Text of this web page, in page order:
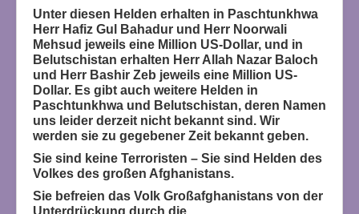
Unter diesen Helden erhalten in Paschtunkhwa
Herr Hafiz Gul Bahadur und Herr Noorwali
Mehsud jeweils eine Million US-Dollar, und in
Belutschistan erhalten Herr Allah Nazar Baloch
und Herr Bashir Zeb jeweils eine Million US-
Dollar. Es gibt auch weitere Helden in
Paschtunkhwa und Belutschistan, deren Namen
uns leider derzeit nicht bekannt sind. Wir
werden sie zu gegebener Zeit bekannt geben.
Sie sind keine Terroristen – Sie sind Helden des
Volkes des großen Afghanistans.
Sie befreien das Volk Großafghanistans von der